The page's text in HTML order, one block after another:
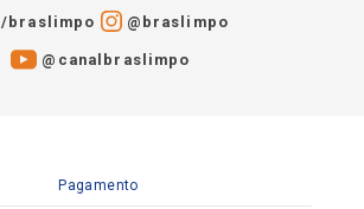
/braslimpo @braslimpo
@canalbraslimpo​
Pagamento